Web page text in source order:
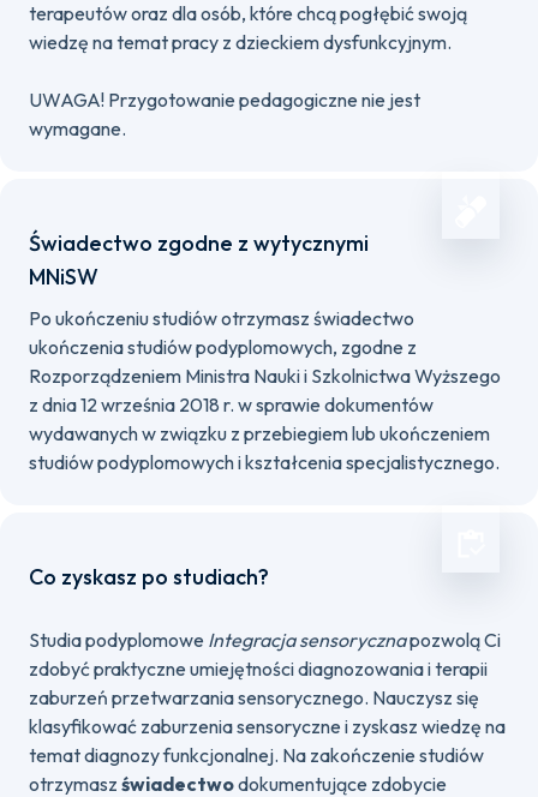
terapeutów oraz dla osób, które chcą pogłębić swoją
wiedzę na temat pracy z dzieckiem dysfunkcyjnym.
UWAGA! Przygotowanie pedagogiczne nie jest
wymagane.
Świadectwo zgodne z wytycznymi
MNiSW
Po ukończeniu studiów otrzymasz świadectwo
ukończenia studiów podyplomowych, zgodne z
Rozporządzeniem Ministra Nauki i Szkolnictwa Wyższego
z dnia 12 września 2018 r. w sprawie dokumentów
wydawanych w związku z przebiegiem lub ukończeniem
studiów podyplomowych i kształcenia specjalistycznego.
Co zyskasz po studiach?
Studia podyplomowe Integracja sensorycznapozwolą Ci
zdobyć praktyczne umiejętności diagnozowania i terapii
zaburzeń przetwarzania sensorycznego. Nauczysz się
klasyfikować zaburzenia sensoryczne i zyskasz wiedzę na
temat diagnozy funkcjonalnej. Na zakończenie studiów
otrzymasz świadectwodokumentujące zdobycie